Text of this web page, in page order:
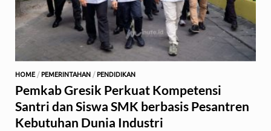
HOME/ PEMERINTAHAN / PENDIDIKAN
Pemkab Gresik Perkuat Kompetensi
Santri dan Siswa SMK berbasis Pesantren
Kebutuhan Dunia Industri